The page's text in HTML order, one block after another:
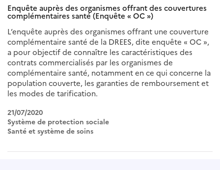
Enquête auprès des organismes offrant des couvertures
complémentaires santé (Enquête « OC »)
L’enquête auprès des organismes offrant une couverture
complémentaire santé de la DREES, dite enquête « OC »,
a pour objectif de connaître les caractéristiques des
contrats commercialisés par les organismes de
complémentaire santé, notamment en ce qui concerne la
population couverte, les garanties de remboursement et
les modes de tarification.
21/07/2020
Système de protection sociale
Santé et système de soins